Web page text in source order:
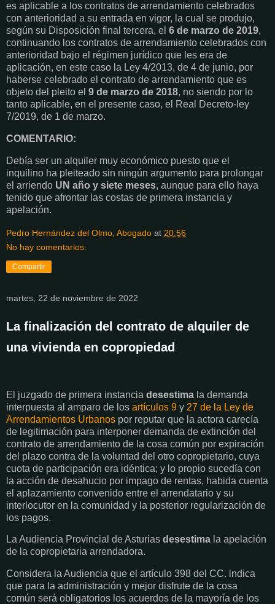
es aplicable a los contratos de arrendamiento celebrados
con anterioridad a su entrada en vigor, la cual se produjo,
según su Disposición final tercera, el 6 de marzo de 2019,
continuando los contratos de arrendamiento celebrados con
anterioridad bajo el régimen jurídico que les era de
aplicación, en este caso la Ley 4/2013, de 4 de junio, por
haberse celebrado el contrato de arrendamiento que es
objeto del pleito el 9 de marzo de 2018, no siendo por lo
tanto aplicable, en el presente caso, el Real Decreto-ley
7/2019, de 1 de marzo.
COMENTARIO:
Debía ser un alquiler muy económico puesto que el
inquilino ha pleiteado sin ningún argumento para prolongar
el arriendo UN año y siete meses, aunque para ello haya
tenido que afrontar las costas de primera instancia y
apelación.
Pedro Hernández del Olmo, Abogado at 20:56
No hay comentarios:
Compartir
martes, 22 de noviembre de 2022
La finalización del contrato de alquiler de
una vivienda en copropiedad
El juzgado de primera instancia desestima la demanda
interpuesta al amparo de los artículos 9 y 27 de la Ley de
Arrendamientos Urbanos por reputar que la actora carecía
de legitimación para interponer demanda de extinción del
contrato de arrendamiento de la cosa común por expiración
del plazo contra de la voluntad del otro copropietario, cuya
cuota de participación era idéntica; y lo propio sucedía con
la acción de desahucio por impago de rentas, habida cuenta
el aplazamiento convenido entre el arrendatario y su
interlocutor en la comunidad y la posterior regularización de
los pagos.
La Audiencia Provincial de Asturias desestima la apelación
de la copropietaria arrendadora.
Considera la Audiencia que el artículo 398 del CC. indica
que para la administración y mejor disfrute de la cosa
común será obligatorios los acuerdos de la mayoría de los